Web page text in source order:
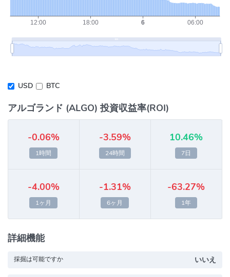
USD BTC
アルゴランド (ALGO) 投資収益率(ROI)
-0.06%
1時間
-3.59%
24時間
10.46%
7日
-4.00%
1ヶ月
-1.31%
6ヶ月
-63.27%
1年
詳細機能
採掘は可能ですか いいえ